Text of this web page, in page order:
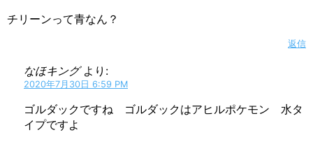
チリーンって青なん？
返信
なほキング より:
2020年7月30日 6:59 PM
ゴルダックですね ゴルダックはアヒルポケモン 水タ
イプですよ